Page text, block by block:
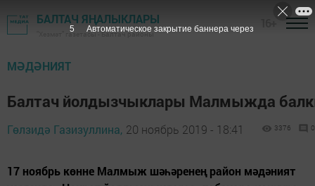
БАЛТАЧ ЯҢАЛЫКЛАРЫ
"Хезмәт" газетасы - Балтач районы
МӘДӘНИЯТ
Балтач йолдызчыклары Малмыжда
Гөлзидә Газизуллина, 20 ноябрь 2019 - 18:41 3376 0
17 ноябрь көнне Малмыж шәһәренең район мәдәният
4 Автоматическое закрытие баннера через